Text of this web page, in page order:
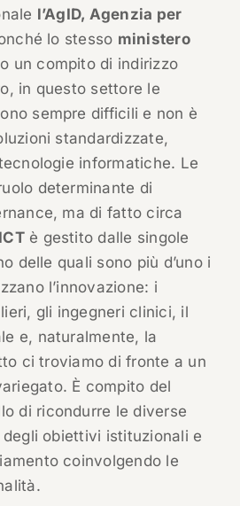
l’AgID, Agenzia per
lo stesso ministero
un compito di indirizzo
in questo settore le
sempre difficili e non è
standardizzate,
informatiche. Le
determinante di
ma di fatto circa
ICTè gestito dalle singole
delle quali sono più d’uno i
l’innovazione: i
gli ingegneri clinici, il
e, naturalmente, la
ci troviamo di fronte a un
È compito del
di ricondurre le diverse
degli obiettivi istituzionali e
coinvolgendo le